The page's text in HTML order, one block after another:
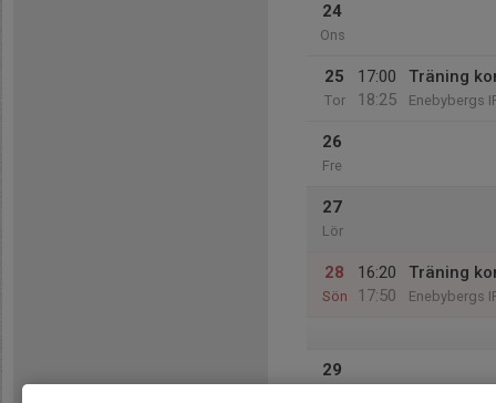
24
Ons
25
Tor
17:00
18:25
Träning
Enebybergs
26
Fre
27
Lör
28
Sön
16:20
17:50
Träning
Enebybergs
29